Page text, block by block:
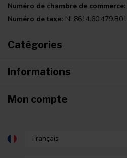
Numéro de chambre de commerce:
Numéro de taxe: NL8614.60.479.B01
Catégories
Informations
Mon compte